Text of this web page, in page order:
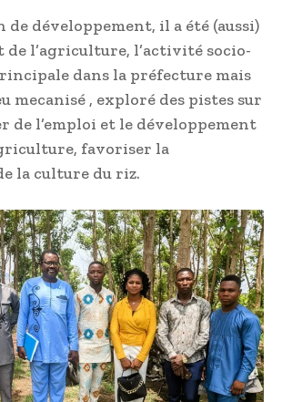
développement, il a été (aussi)
de l’agriculture, l’activité socio-
dans la préfecture mais
mecanisé , exploré des pistes sur
de l’emploi et le développement
favoriser la
la culture du riz.